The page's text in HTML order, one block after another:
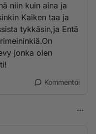
niin kuin aina ja
Kaiken taa ja
tykkäsin,ja Entä
jonka olen
Kommentoi